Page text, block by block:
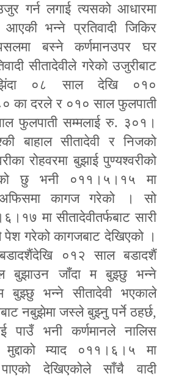
गर्न लगाई त्यसको आधारमा
भन्ने प्रतिवादी जिकिर
बस्ने कर्णमानउपर घर
सीतादेवीले गरेको उजुरीबाट
०८ साल देखि ०१०
का दरले र ०१० साल फुलपाती
फुलपाती सम्मलाई रु. ३०१।
बाहाल सीतादेवी र निजको
रोहवरमा बुझाई पुण्यश्वरीको
छु भनी ०११।५।१५ मा
कागज गरेको । सो
मा सीतादेवीतर्फबाट सारी
पेश गरेको कागजबाट देखिएको ।
०१२ साल बडादशैं
बुझाउन जाँदा म बुझ्छु भन्ने
बुझ्छु भन्ने सीतादेवी भएकाले
नबुझेमा जस्ले बुझ्नु पर्ने ठहर्छ,
पाउँ भनी कर्णमानले नालिस
मुद्दाको म्याद ०११।६।५ मा
पाएको देखिएकोले साँचै वादी